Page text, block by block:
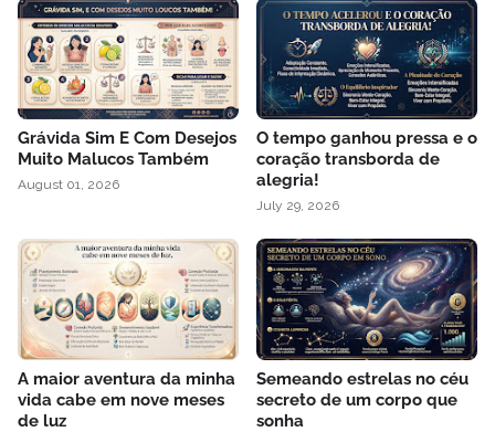
Grávida Sim E Com Desejos
Muito Malucos Também
August 01, 2026
O tempo ganhou pressa e o
coração transborda de
alegria!
July 29, 2026
A maior aventura da minha
vida cabe em nove meses
de luz
Semeando estrelas no céu
secreto de um corpo que
sonha